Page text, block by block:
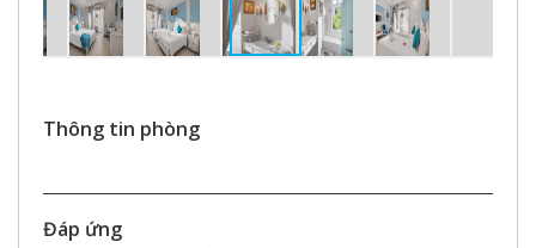
Thông tin phòng
Đáp ứng